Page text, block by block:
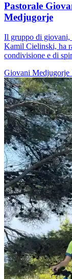
Pastorale
Medjugorje
Il gruppo di giovani,
Kamil Cielinski, ha
condivisione e di
Giovani Medjugorje